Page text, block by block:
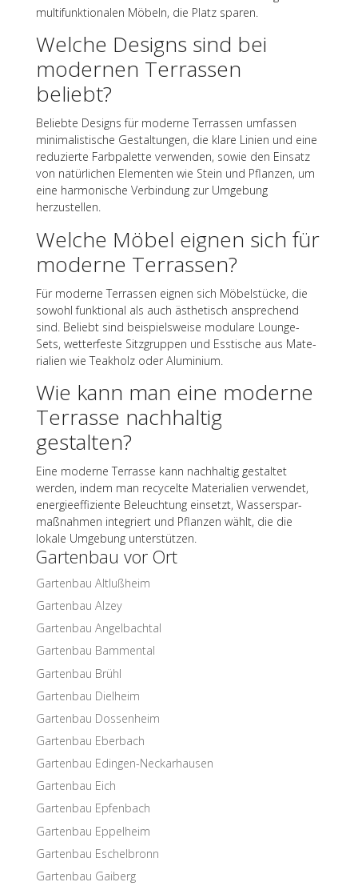
multi­funk­tio­na­len Möbeln, die Platz sparen.
Welche Designs sind bei
moder­nen Terras­sen
beliebt?
Beliebte Designs für moderne Terras­sen umfas­sen
mini­ma­lis­ti­sche Gestal­tun­gen, die klare Linien und eine
redu­zierte Farb­pa­lette verwen­den, sowie den Einsatz
von natür­li­chen Elemen­ten wie Stein und Pflan­zen, um
eine harmo­ni­sche Verbin­dung zur Umge­bung
herzustellen.
Welche Möbel eignen sich für
moderne Terrassen?
Für moderne Terras­sen eignen sich Möbel­stü­cke, die
sowohl funk­tio­nal als auch ästhe­tisch anspre­chend
sind. Beliebt sind beispiels­weise modu­lare Lounge-
Sets, wetter­feste Sitz­grup­pen und Essti­sche aus Mate­
ria­lien wie Teak­holz oder Aluminium.
Wie kann man eine moderne
Terrasse nach­hal­tig
gestalten?
Eine moderne Terrasse kann nach­hal­tig gestal­tet
werden, indem man recy­celte Mate­ria­lien verwen­det,
ener­gie­ef­fi­zi­ente Beleuch­tung einsetzt, Wasser­spar­
maß­nah­men inte­griert und Pflan­zen wählt, die die
lokale Umge­bung unterstützen.
Garten­bau vor Ort
Garten­bau Altlußheim
Garten­bau Alzey
Garten­bau Angelbachtal
Garten­bau Bammental
Garten­bau Brühl
Garten­bau Dielheim
Garten­bau Dossenheim
Garten­bau Eberbach
Garten­bau Edingen-Neckarhausen
Garten­bau Eich
Garten­bau Epfenbach
Garten­bau Eppelheim
Garten­bau Eschelbronn
Garten­bau Gaiberg